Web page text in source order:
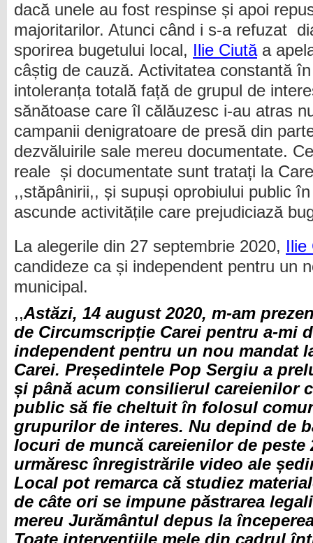
dacă unele au fost respinse și apoi
majoritarilor. Atunci când i s-a refuzat
sporirea bugetului local, Ilie Ciutăa
câștig de cauză. Activitatea constantă
intoleranța totală față de grupul de
sănătoase care îl călăuzesc i-au atras
campanii denigratoare de presă din
dezvăluirile sale mereu documentate.
reale și documentate sunt tratați la
,,stăpânirii,, și supuși oprobiului public
ascunde activitățile care prejudiciază
La alegerile din 27 septembrie 2020, Ilie
candideze ca și independent pentru un
municipal.
,,Astăzi, 14 august 2020, m-am
de Circumscripție Carei pentru a-mi
independent pentru un nou mandat
Carei. Președintele Pop Sergiu a
și până acum consilierul careienilor
public să fie cheltuit în folosul
grupurilor de interes. Nu depind de
locuri de muncă careienilor de peste
urmăresc înregistrările video ale
Local pot remarca că studiez
de câte ori se impune păstrarea
mereu Jurământul depus la